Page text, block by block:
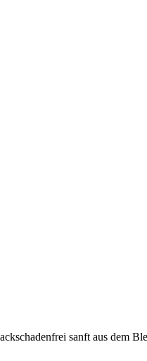
sanft aus dem